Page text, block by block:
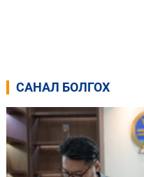
САНАЛ БОЛГОХ